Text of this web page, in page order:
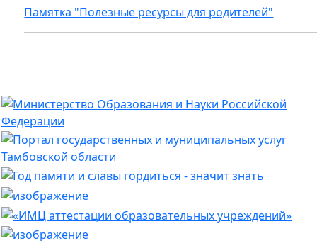
Памятка "Полезные ресурсы для родителей"